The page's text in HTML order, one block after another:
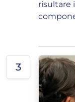
risultare
3